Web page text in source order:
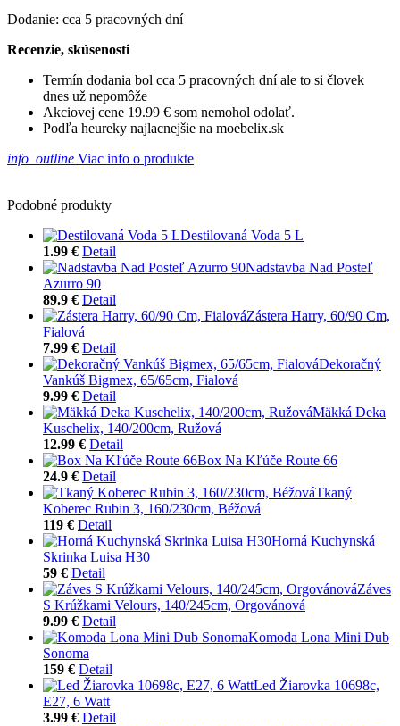
Dodanie: cca 5 pracovných dní
Recenzie, skúsenosti
Termín dodania bol cca 5 pracovných dní ale to si človek
dnes už nepomôže
Akciovej cene 19.99 € som nemohol odolať.
Podľa heureky najlacnejšie na moebelix.sk
info_outline Viac info o produkte
Podobné produkty
Destilovaná Voda 5 L
1.99 € Detail
Nadstavba Nad Posteľ
Azurro 90
89.9 € Detail
Zástera Harry, 60/90 Cm,
Fialová
7.99 € Detail
Dekoračný
Vankúš Bigmex, 65/65cm, Fialová
9.99 € Detail
Mäkká Deka
Kuschelix, 140/200cm, Ružová
12.99 € Detail
Box Na Kľúče Route 66
24.9 € Detail
Tkaný
Koberec Rubin 3, 160/230cm, Béžová
119 € Detail
Horná Kuchynská
Skrinka Luisa H30
59 € Detail
Záves
S Krúžkami Velours, 140/245cm, Orgovánová
9.99 € Detail
Komoda Lona Mini Dub
Sonoma
159 € Detail
Led Žiarovka 10698c,
E27, 6 Watt
3.99 € Detail